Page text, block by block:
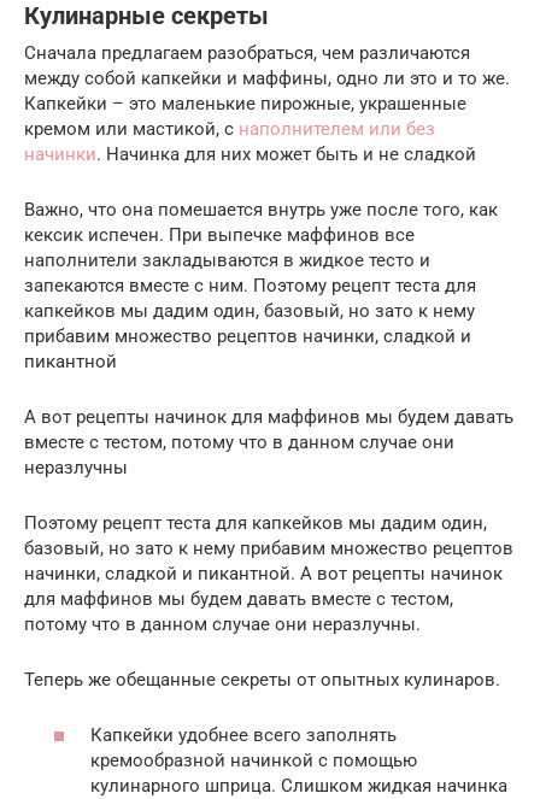
Кулинарные секреты
Сначала предлагаем разобраться, чем различаются
между собой капкейки и маффины, одно ли это и то же.
Капкейки – это маленькие пирожные, украшенные
кремом или мастикой, с наполнителем или без
начинки. Начинка для них может быть и не сладкой
Важно, что она помешается внутрь уже после того, как
кексик испечен. При выпечке маффинов все
наполнители закладываются в жидкое тесто и
запекаются вместе с ним. Поэтому рецепт теста для
капкейков мы дадим один, базовый, но зато к нему
прибавим множество рецептов начинки, сладкой и
пикантной
А вот рецепты начинок для маффинов мы будем давать
вместе с тестом, потому что в данном случае они
неразлучны
Поэтому рецепт теста для капкейков мы дадим один,
базовый, но зато к нему прибавим множество рецептов
начинки, сладкой и пикантной. А вот рецепты начинок
для маффинов мы будем давать вместе с тестом,
потому что в данном случае они неразлучны.
Теперь же обещанные секреты от опытных кулинаров.
Капкейки удобнее всего заполнять
кремообразной начинкой с помощью
кулинарного шприца. Слишком жидкая начинка